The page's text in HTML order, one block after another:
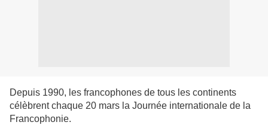
Depuis 1990, les francophones de tous les continents
célèbrent chaque 20 mars la Journée internationale de la
Francophonie.